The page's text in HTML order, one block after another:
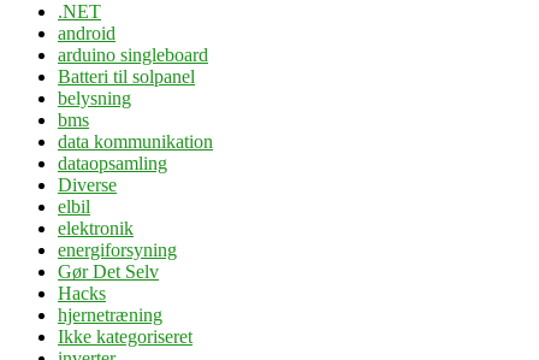
.NET
android
arduino singleboard
Batteri til solpanel
belysning
bms
data kommunikation
dataopsamling
Diverse
elbil
elektronik
energiforsyning
Gør Det Selv
Hacks
hjernetræning
Ikke kategoriseret